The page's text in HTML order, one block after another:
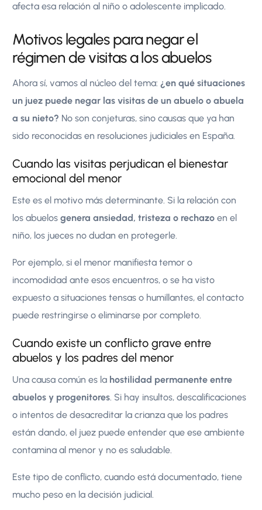
afecta esa relación al niño o adolescente implicado.
Motivos legales para negar el
régimen de visitas a los abuelos
Ahora sí, vamos al núcleo del tema:¿en qué situaciones
un juez puede negar las visitas de un abuelo o abuela
a su nieto? No son conjeturas, sino causas que ya han
sido reconocidas en resoluciones judiciales en España.
Cuando las visitas perjudican el bienestar
emocional del menor
Este es el motivo más determinante. Si la relación con
los abuelosgenera ansiedad, tristeza o rechazo en el
niño, los jueces no dudan en protegerle.
Por ejemplo, si el menor manifiesta temor o
incomodidad ante esos encuentros, o se ha visto
expuesto a situaciones tensas o humillantes, el contacto
puede restringirse o eliminarse por completo.
Cuando existe un conflicto grave entre
abuelos y los padres del menor
Una causa común es la hostilidad permanente entre
abuelos y progenitores. Si hay insultos, descalificaciones
o intentos de desacreditar la crianza que los padres
están dando, el juez puede entender que ese ambiente
contamina al menor y no es saludable.
Este tipo de conflicto, cuando está documentado, tiene
mucho peso en la decisión judicial.